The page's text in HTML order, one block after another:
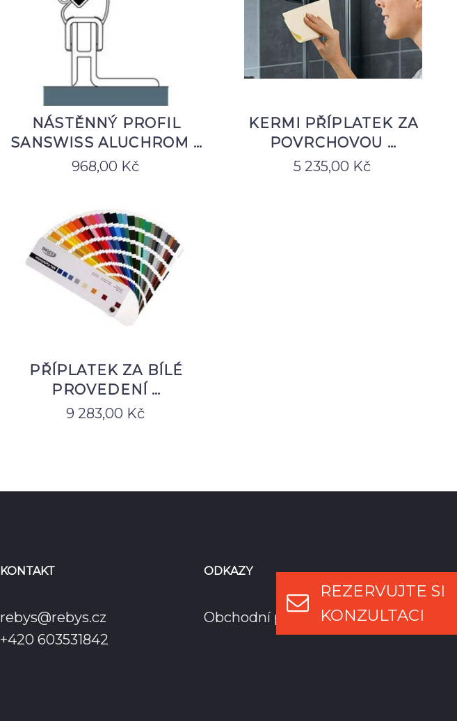
NÁSTĚNNÝ PROFIL
SANSWISS ALUCHROM …
968,00 Kč
KERMI PŘÍPLATEK ZA
POVRCHOVOU …
5 235,00 Kč
PŘÍPLATEK ZA BÍLÉ
PROVEDENÍ …
9 283,00 Kč
REZERVUJTE SI
KONZULTACI
KONTAKT
rebys@rebys.cz
+420 603531842
ODKAZY
Obchodní podmínky